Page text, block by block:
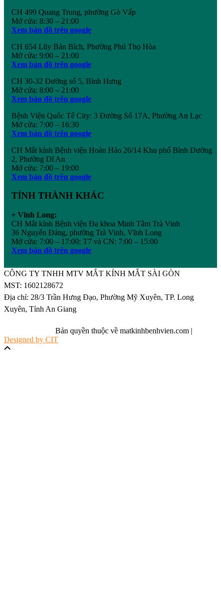
CH 499 Quang Trung, phường Gò Vấp
Mở cửa: 8:30 – 21:00
Xem bản đồ trên google
CH 654 Lũy Bán Bích, Phường Phú Thọ Hòa
Mở cửa: 9:00 – 21:00
Xem bản đồ trên google
CH 30-32 Đường số 5, Bình Hưng
Mở cửa: 8:00 – 21:00
Xem bản đồ trên google
Bệnh Viện Quốc Tế City: 3 Đường Số 17A, Phường An Lạc
Mở cửa: 7:00 – 16:30
Xem bản đồ trên google
CH Mắt kính Bệnh viện Hoàn Hảo 26/14 Khu phố Bình Đường
2, Phường Dĩ An
Mở cửa: 7:00 – 19:00
Xem bản đồ trên google
TỈNH THÀNH KHÁC
+ Vĩnh Long:
CH Mắt kính Bệnh viện Đa khoa Minh Tâm Trà Vinh
36 Nguyễn Đáng, phường Trà Vinh, Vĩnh Long
Mở cửa: 7:00 – 17:00; T7 và CN: 7:00 – 15:00
Xem bản đồ trên google
CÔNG TY TNHH MTV MẮT KÍNH MẮT SÀI GÒN
MST: 1602128672
Địa chỉ: 28/3 Trần Hưng Đạo, Phường Mỹ Xuyên, TP. Long
Xuyên, Tỉnh An Giang
Bản quyền thuộc về matkinhbenhvien.com |
Designed by CIT